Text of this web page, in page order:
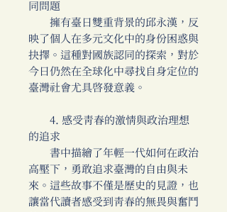
同問題
擁有臺日雙重背景的邱永漢，反
映了個人在多元文化中的身份困惑與
抉擇。這種對國族認同的探索，對於
今日仍然在全球化中尋找自身定位的
臺灣社會尤具啟發意義。
4. 感受青春的激情與政治理想
的追求
書中描繪了年輕一代如何在政治
高壓下，勇敢追求臺灣的自由與未
來。這些故事不僅是歷史的見證，也
讓當代讀者感受到青春的無畏與奮鬥